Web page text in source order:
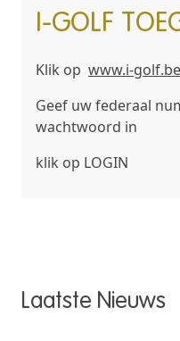
I-GOLF
Klik op www.i-golf.be
Geef uw federaal
wachtwoord in
klik op LOGIN
Laatste Nieuws